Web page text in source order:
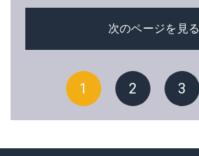
次のページを見る
1 2 3